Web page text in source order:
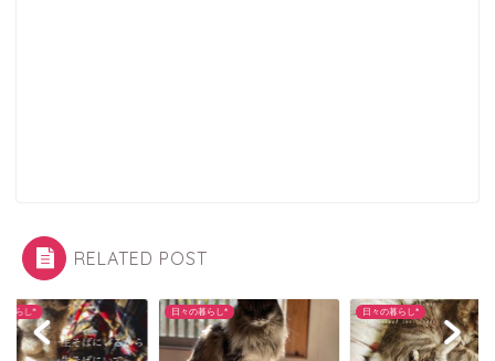
RELATED POST
暮らし* 日々の暮らし* 日々の暮らし*